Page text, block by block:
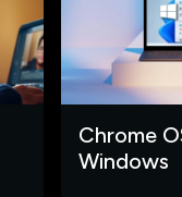
Chrome
Windows